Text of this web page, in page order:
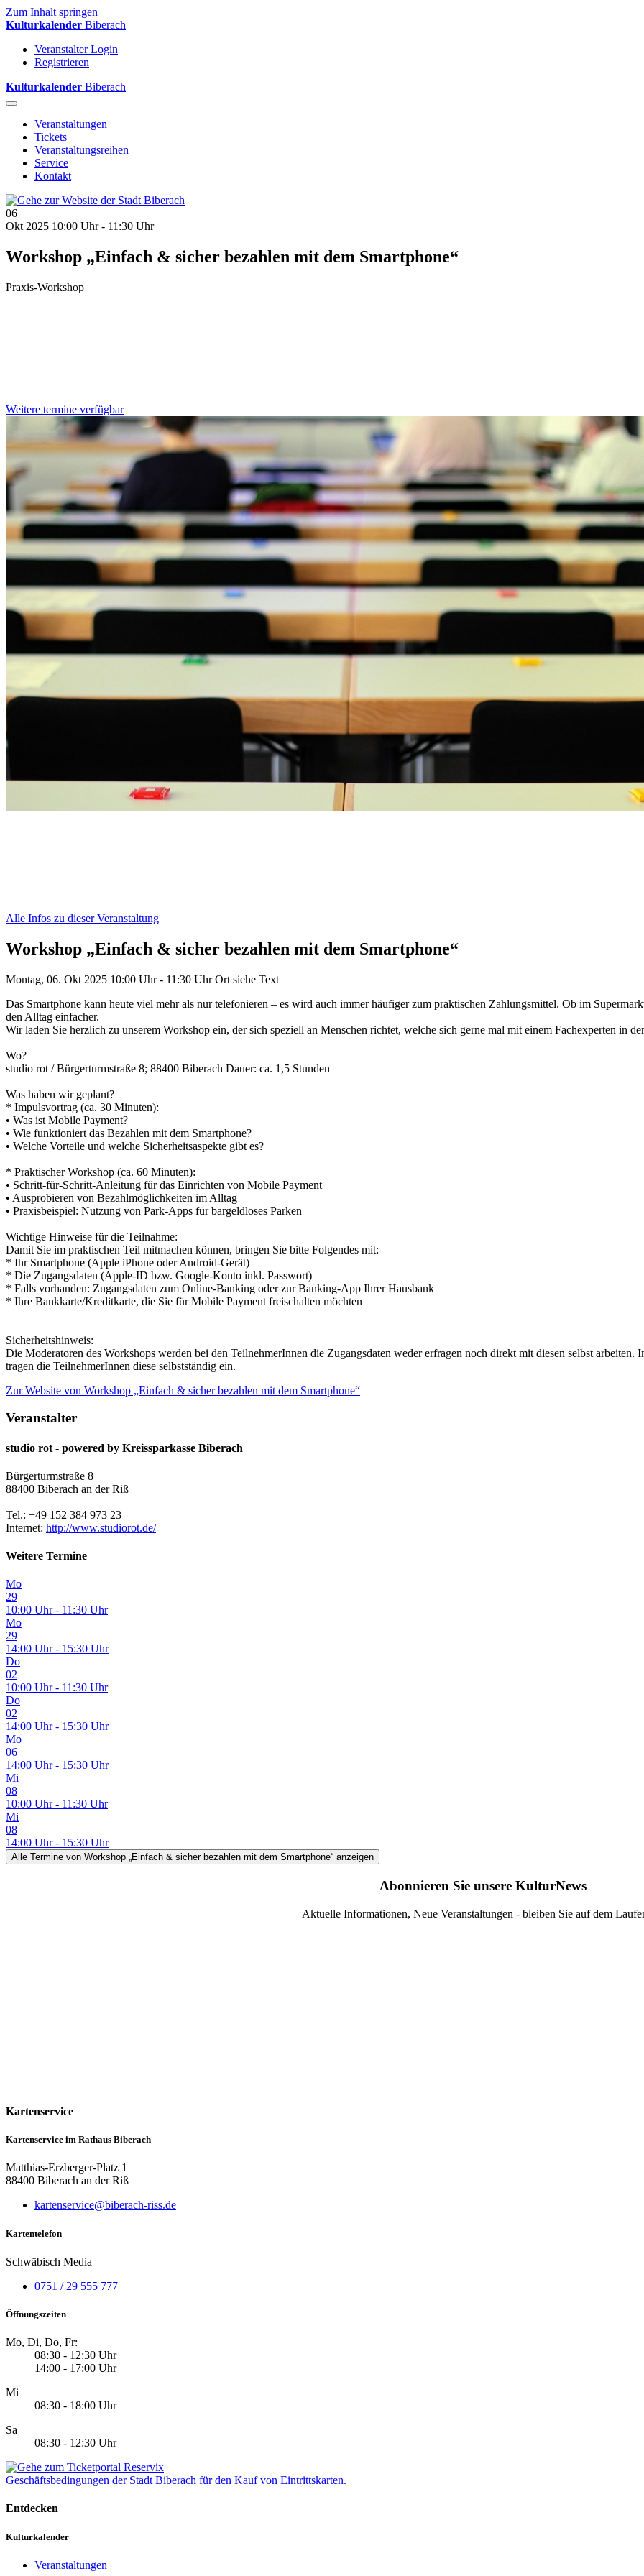
Zum Inhalt springen
Kulturkalender Biberach
Veranstalter Login
Registrieren
Kulturkalender Biberach
Veranstaltungen
Tickets
Veranstaltungsreihen
Service
Kontakt
06
Okt 2025 10:00 Uhr - 11:30 Uhr
Workshop „Einfach & sicher bezahlen mit dem Smartphone“
Praxis-Workshop
Weitere termine verfügbar
Alle Infos zu dieser Veranstaltung
Workshop „Einfach & sicher bezahlen mit dem Smartphone“
Montag, 06. Okt 2025 10:00 Uhr - 11:30 Uhr Ort siehe Text
Das Smartphone kann heute viel mehr als nur telefonieren – es wird auch immer häufiger zum praktischen Zahlungsmittel. Ob im
den Alltag einfacher.
Wir laden Sie herzlich zu unserem Workshop ein, der sich speziell an Menschen richtet, welche sich gerne mal mit einem Fachexperten in
Wo?
studio rot / Bürgerturmstraße 8; 88400 Biberach Dauer: ca. 1,5 Stunden
Was haben wir geplant?
* Impulsvortrag (ca. 30 Minuten):
• Was ist Mobile Payment?
• Wie funktioniert das Bezahlen mit dem Smartphone?
• Welche Vorteile und welche Sicherheitsaspekte gibt es?
* Praktischer Workshop (ca. 60 Minuten):
• Schritt-für-Schritt-Anleitung für das Einrichten von Mobile Payment
• Ausprobieren von Bezahlmöglichkeiten im Alltag
• Praxisbeispiel: Nutzung von Park-Apps für bargeldloses Parken
Wichtige Hinweise für die Teilnahme:
Damit Sie im praktischen Teil mitmachen können, bringen Sie bitte Folgendes mit:
* Ihr Smartphone (Apple iPhone oder Android-Gerät)
* Die Zugangsdaten (Apple-ID bzw. Google-Konto inkl. Passwort)
* Falls vorhanden: Zugangsdaten zum Online-Banking oder zur Banking-App Ihrer Hausbank
* Ihre Bankkarte/Kreditkarte, die Sie für Mobile Payment freischalten möchten
Sicherheitshinweis:
Die Moderatoren des Workshops werden bei den TeilnehmerInnen die Zugangsdaten weder erfragen noch direkt mit diesen selbst arbeiten.
tragen die TeilnehmerInnen diese selbstständig ein.
Zur Website von Workshop „Einfach & sicher bezahlen mit dem Smartphone“
Veranstalter
studio rot - powered by Kreissparkasse Biberach
Bürgerturmstraße 8
88400 Biberach an der Riß
Tel.: +49 152 384 973 23
Internet: http://www.studiorot.de/
Weitere Termine
Mo
29
10:00 Uhr - 11:30 Uhr
Mo
29
14:00 Uhr - 15:30 Uhr
Do
02
10:00 Uhr - 11:30 Uhr
Do
02
14:00 Uhr - 15:30 Uhr
Mo
06
14:00 Uhr - 15:30 Uhr
Mi
08
10:00 Uhr - 11:30 Uhr
Mi
08
14:00 Uhr - 15:30 Uhr
Alle Termine von Workshop „Einfach & sicher bezahlen mit dem Smartphone“ anzeigen
Abonnieren Sie unsere KulturNews
Aktuelle Informationen, Neue Veranstaltungen - bleiben Sie auf dem
Kartenservice
Kartenservice im Rathaus Biberach
Matthias-Erzberger-Platz 1
88400 Biberach an der Riß
kartenservice@biberach-riss.de
Kartentelefon
Schwäbisch Media
0751 / 29 555 777
Öffnungszeiten
Mo, Di, Do, Fr:
08:30 - 12:30 Uhr
14:00 - 17:00 Uhr
Mi
08:30 - 18:00 Uhr
Sa
08:30 - 12:30 Uhr
Geschäftsbedingungen der Stadt Biberach für den Kauf von Eintrittskarten.
Entdecken
Kulturkalender
Veranstaltungen